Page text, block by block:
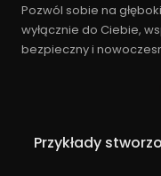
Pozwól sobie na
wyłącznie do Ciebie,
bezpieczny i
Przykłady